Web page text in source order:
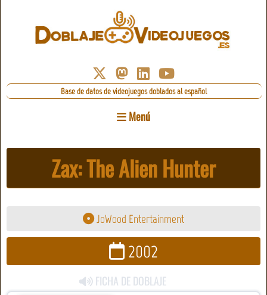
Base de datos de videojuegos doblados al español
Menú
Zax: The Alien Hunter
JoWood Entertainment
2002
FICHA DE DOBLAJE